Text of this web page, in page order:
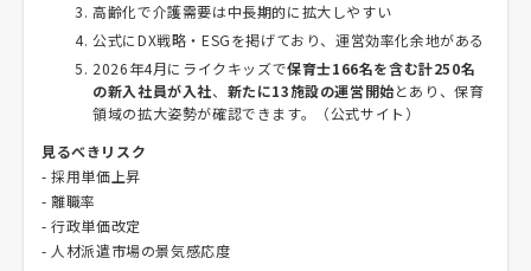
高齢化で介護需要は中長期的に拡大しやすい
公式にDX戦略・ESGを掲げており、運営効率化余地がある
2026年4月にライクキッズで保育士166名を含む計250名
の新入社員が入社、 新たに13施設の運営開始とあり、保育
領域の拡大姿勢が確認できます。（公式サイト）
見るべきリスク
- 採用単価上昇
- 離職率
- 行政単価改定
- 人材派遣市場の景気感応度